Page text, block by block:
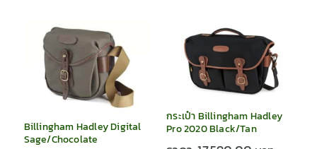
Billingham Hadley Digital
Sage/Chocolate
กระเป๋า Billingham Hadley
Pro 2020 Black/Tan